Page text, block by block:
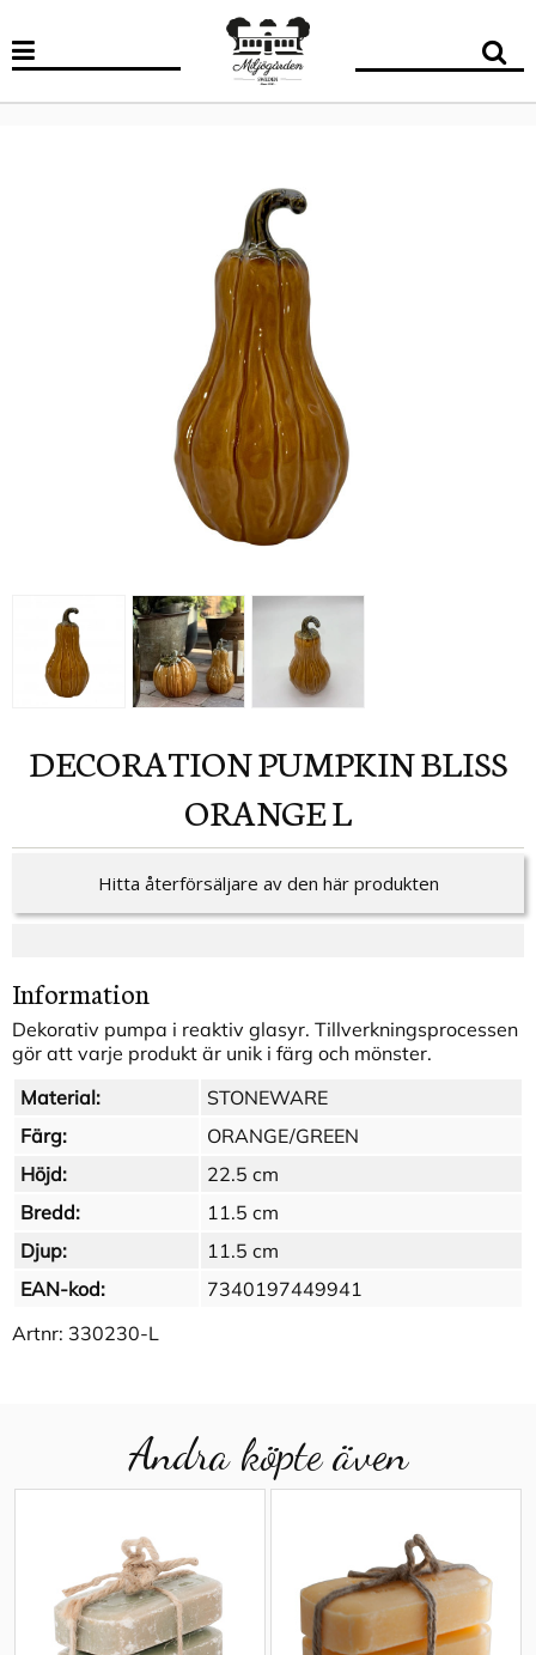
DECORATION PUMPKIN BLISS
ORANGE L
Hitta återförsäljare av den här produkten
Information
Dekorativ pumpa i reaktiv glasyr. Tillverkningsprocessen
gör att varje produkt är unik i färg och mönster.
Material:
STONEWARE
Färg:
ORANGE/GREEN
Höjd:
22.5 cm
Bredd:
11.5 cm
Djup:
11.5 cm
EAN-kod:
7340197449941
Artnr: 330230-L
Andra köpte även